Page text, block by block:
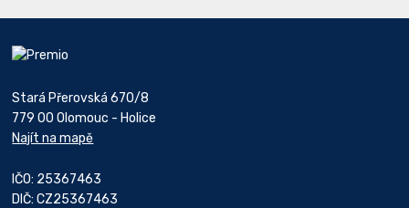
Stará Přerovská 670/8
779 00 Olomouc - Holice
Najít na mapě
IČO: 25367463
DIČ: CZ25367463